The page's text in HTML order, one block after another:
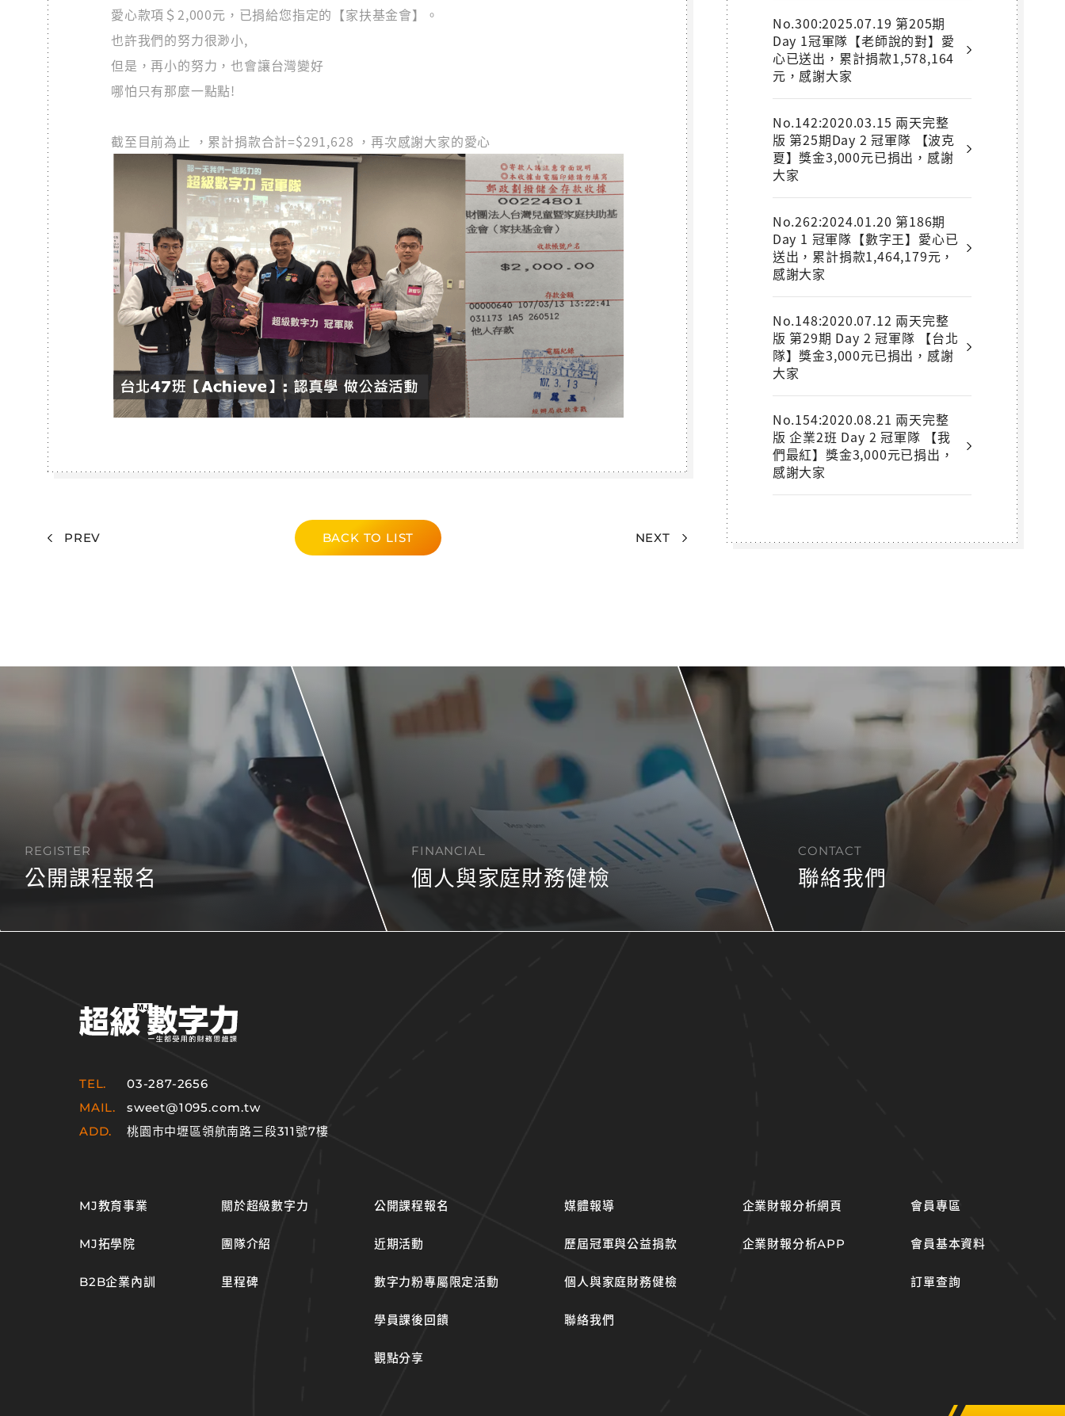
愛心款項＄2,000元，已捐給您指定的【家扶基金會】。
也許我們的努力很渺小,
但是，再小的努力，也會讓台灣變好
哪怕只有那麼一點點!
截至目前為止 ，累計捐款合計=$291,628 ，再次感謝大家的愛心
PREV BACK TO LIST NEXT
No.300:2025.07.19 第205期
Day 1冠軍隊【老師說的對】愛
心已送出，累計捐款1,578,164
元，感謝大家
No.142:2020.03.15 兩天完整
版 第25期Day 2 冠軍隊 【波克
夏】獎金3,000元已捐出，感謝
大家
No.262:2024.01.20 第186期
Day 1 冠軍隊【數字王】愛心已
送出，累計捐款1,464,179元，
感謝大家
No.148:2020.07.12 兩天完整
版 第29期 Day 2 冠軍隊 【台北
隊】獎金3,000元已捐出，感謝
大家
No.154:2020.08.21 兩天完整
版 企業2班 Day 2 冠軍隊 【我
們最紅】獎金3,000元已捐出，
感謝大家
REGISTER
公開課程報名
FINANCIAL
個人與家庭財務健檢
CONTACT
聯絡我們
TEL.
03-287-2656
MAIL.
sweet@1095.com.tw
ADD.
桃園市中壢區領航南路三段311號7樓
MJ教育事業
MJ拓學院
B2B企業內訓
關於超級數字力
團隊介紹
里程碑
公開課程報名
近期活動
數字力粉專屬限定活動
學員課後回饋
觀點分享
媒體報導
歷屆冠軍與公益捐款
個人與家庭財務健檢
聯絡我們
企業財報分析網頁
企業財報分析APP
會員專區
會員基本資料
訂單查詢